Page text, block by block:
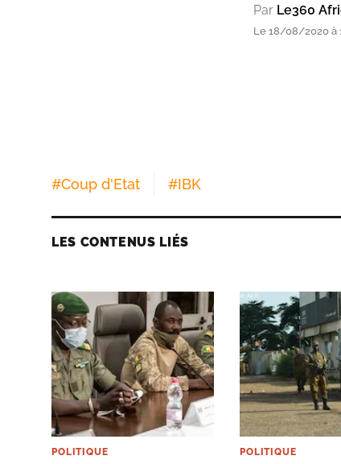
Par Le360
Le 18/08/2020 à
#Coup d'Etat #IBK
LES CONTENUS LIÉS
POLITIQUE POLITIQUE